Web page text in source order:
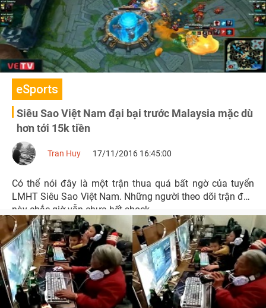
eSports
Siêu Sao Việt Nam đại bại trước Malaysia mặc dù
hơn tới 15k tiền
Tran Huy 17/11/2016 16:45:00
Có thể nói đây là một trận thua quá bất ngờ của tuyển
LMHT Siêu Sao Việt Nam. Những người theo dõi trận đấu
này chắc giờ vẫn chưa hết shock.